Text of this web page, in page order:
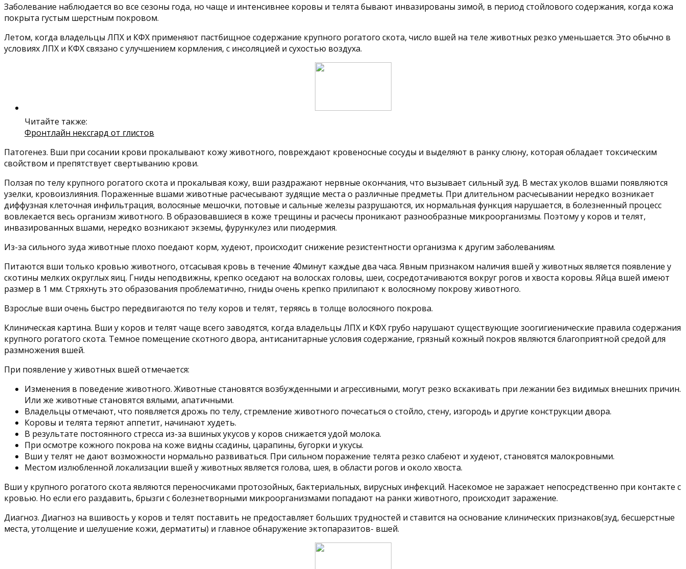
Заболевание наблюдается во все сезоны года, но чаще и интенсивнее коровы и телята бывают инвазированы зимой, в период стойлового содержания, когда кожа
покрыта густым шерстным покровом.
Летом, когда владельцы ЛПХ и КФХ применяют пастбищное содержание крупного рогатого скота, число вшей на теле животных резко уменьшается. Это обычно в
условиях ЛПХ и КФХ связано с улучшением кормления, с инсоляцией и сухостью воздуха.
Читайте также:
Фронтлайн нексгард от глистов
Патогенез. Вши при сосании крови прокалывают кожу животного, повреждают кровеносные сосуды и выделяют в ранку слюну, которая обладает токсическим
свойством и препятствует свертыванию крови.
Ползая по телу крупного рогатого скота и прокалывая кожу, вши раздражают нервные окончания, что вызывает сильный зуд. В местах уколов вшами появляются
узелки, кровоизлияния. Пораженные вшами животные расчесывают зудящие места о различные предметы. При длительном расчесывании нередко возникает
диффузная клеточная инфильтрация, волосяные мешочки, потовые и сальные железы разрушаются, их нормальная функция нарушается, в болезненный процесс
вовлекается весь организм животного. В образовавшиеся в коже трещины и расчесы проникают разнообразные микроорганизмы. Поэтому у коров и телят,
инвазированных вшами, нередко возникают экземы, фурункулез или пиодермия.
Из-за сильного зуда животные плохо поедают корм, худеют, происходит снижение резистентности организма к другим заболеваниям.
Питаются вши только кровью животного, отсасывая кровь в течение 40минут каждые два часа. Явным признаком наличия вшей у животных является появление у
скотины мелких округлых яиц. Гниды неподвижны, крепко оседают на волосках головы, шеи, сосредотачиваются вокруг рогов и хвоста коровы. Яйца вшей имеют
размер в 1 мм. Стряхнуть это образования проблематично, гниды очень крепко прилипают к волосяному покрову животного.
Взрослые вши очень быстро передвигаются по телу коров и телят, теряясь в толще волосяного покрова.
Клиническая картина. Вши у коров и телят чаще всего заводятся, когда владельцы ЛПХ и КФХ грубо нарушают существующие зоогигиенические правила содержания
крупного рогатого скота. Темное помещение скотного двора, антисанитарные условия содержание, грязный кожный покров являются благоприятной средой для
размножения вшей.
При появление у животных вшей отмечается:
Изменения в поведение животного. Животные становятся возбужденными и агрессивными, могут резко вскакивать при лежании без видимых внешних причин.
Или же животные становятся вялыми, апатичными.
Владельцы отмечают, что появляется дрожь по телу, стремление животного почесаться о стойло, стену, изгородь и другие конструкции двора.
Коровы и телята теряют аппетит, начинают худеть.
В результате постоянного стресса из-за вшиных укусов у коров снижается удой молока.
При осмотре кожного покрова на коже видны ссадины, царапины, бугорки и укусы.
Вши у телят не дают возможности нормально развиваться. При сильном поражение телята резко слабеют и худеют, становятся малокровными.
Местом излюбленной локализации вшей у животных является голова, шея, в области рогов и около хвоста.
Вши у крупного рогатого скота являются переносчиками протозойных, бактериальных, вирусных инфекций. Насекомое не заражает непосредственно при контакте с
кровью. Но если его раздавить, брызги с болезнетворными микроорганизмами попадают на ранки животного, происходит заражение.
Диагноз. Диагноз на вшивость у коров и телят поставить не предоставляет больших трудностей и ставится на основание клинических признаков(зуд, бесшерстные
места, утолщение и шелушение кожи, дерматиты) и главное обнаружение эктопаразитов- вшей.